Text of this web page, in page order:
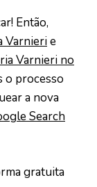
Então,
Varnierie
Varnieri no
o processo
a nova
Search
gratuita